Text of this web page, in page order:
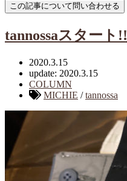
tannossaスタート!!
2020.3.15
update: 2020.3.15
COLUMN
MICHIE /tannossa